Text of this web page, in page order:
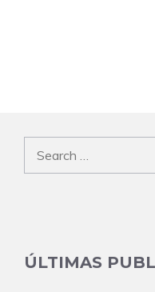
Search
for:
ÚLTIMAS